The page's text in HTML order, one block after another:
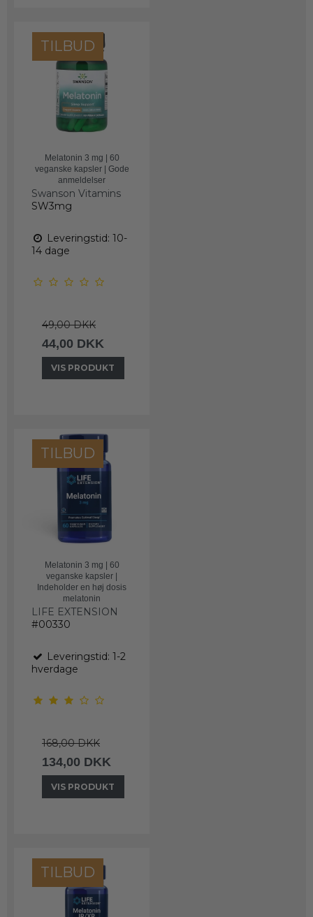
TILBUD
Melatonin 3 mg | 60
veganske kapsler | Gode
anmeldelser
Swanson Vitamins
SW3mg
Leveringstid: 10-
14 dage
49,00 DKK
44,00 DKK
VIS PRODUKT
TILBUD
Melatonin 3 mg | 60
veganske kapsler |
Indeholder en høj dosis
melatonin
LIFE EXTENSION
#00330
Leveringstid: 1-2
hverdage
168,00 DKK
134,00 DKK
VIS PRODUKT
TILBUD